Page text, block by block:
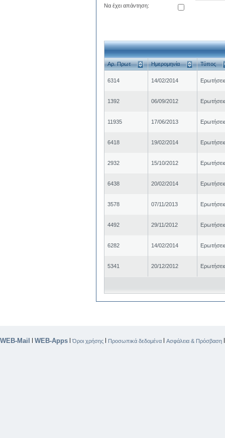
Να έχει απάντηση:
Αρ. Πρωτ Ημερομηνία Τύπος
6314 14/02/2014
1392 06/09/2012
11935 17/06/2013
6418 19/02/2014
2932 15/10/2012
6438 20/02/2014
3578 07/11/2013
4492 29/11/2012
6282 14/02/2014
5341 20/12/2012
WEB-Mail WEB-Apps |Όροι χρήσης Προσωπικά δεδομένα Ασφάλεια & Πρόσβαση